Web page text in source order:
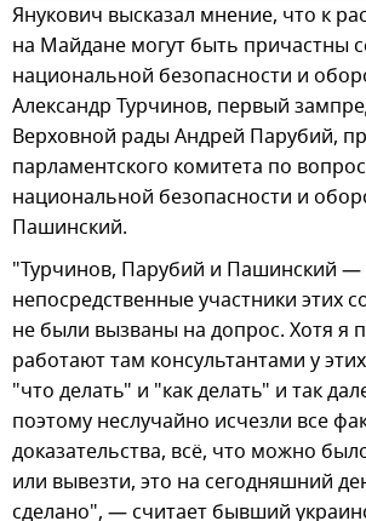
Янукович высказал мнение, что к
на Майдане могут быть причастны
национальной безопасности и
Александр Турчинов, первый
Верховной рады Андрей Парубий,
парламентского комитета по
национальной безопасности и
Пашинский.
"Турчинов, Парубий и Пашинский —
непосредственные участники этих
не были вызваны на допрос. Хотя я
работают там консультантами у
"что делать" и "как делать" и так
поэтому неслучайно исчезли все
доказательства, всё, что можно
или вывезти, это на сегодняшний
сделано", — считает бывший